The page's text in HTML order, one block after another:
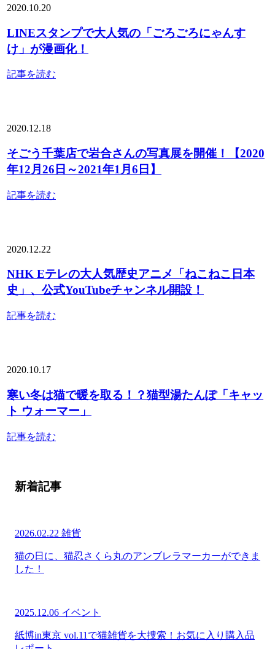
2020.10.20
LINEスタンプで大人気の「ごろごろにゃんす
け」が漫画化！
記事を読む
2020.12.18
そごう千葉店で岩合さんの写真展を開催！【2020
年12月26日～2021年1月6日】
記事を読む
2020.12.22
NHK Eテレの大人気歴史アニメ「ねこねこ日本
史」、公式YouTubeチャンネル開設！
記事を読む
2020.10.17
寒い冬は猫で暖を取る！？猫型湯たんぽ「キャッ
ト ウォーマー」
記事を読む
新着記事
2026.02.22 雑貨
猫の日に、猫忍さくら丸のアンブレラマーカーができま
した！
2025.12.06 イベント
紙博in東京 vol.11で猫雑貨を大捜索！お気に入り購入品